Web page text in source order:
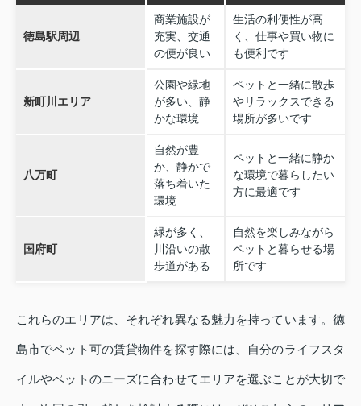
徳島駅周辺
商業施設が
充実、交通
の便が良い
生活の利便性が高
く、仕事や買い物に
も便利です
新町川エリア
公園や緑地
が多い、静
かな環境
ペットと一緒に散歩
やリラックスできる
場所が多いです
八万町
自然が豊
か、静かで
落ち着いた
環境
ペットと一緒に静か
な環境で暮らしたい
方に最適です
国府町
緑が多く、
川沿いの散
歩道がある
自然を楽しみながら
ペットと暮らせる場
所です
これらのエリアは、それぞれ異なる魅力を持っています。徳
島市でペット可の賃貸物件を探す際には、自分のライフスタ
イルやペットのニーズに合わせてエリアを選ぶことが大切で